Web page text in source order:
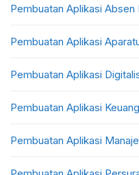
Pembuatan Aplikasi Absen
Pembuatan Aplikasi
Pembuatan Aplikasi
Pembuatan Aplikasi
Pembuatan Aplikasi